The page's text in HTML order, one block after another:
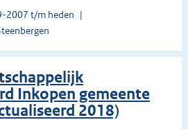
2007 t/m heden
Inkopen gemeente
2018)